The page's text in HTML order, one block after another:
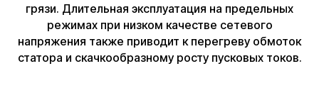
грязи. Длительная эксплуатация на предельных
режимах при низком качестве сетевого
напряжения также приводит к перегреву обмоток
статора и скачкообразному росту пусковых токов.